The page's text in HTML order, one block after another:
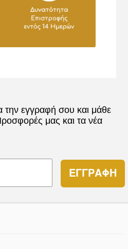
εγγραφή σου και μάθε
μας και τα νέα
ΕΓΓΡΑΦΗ